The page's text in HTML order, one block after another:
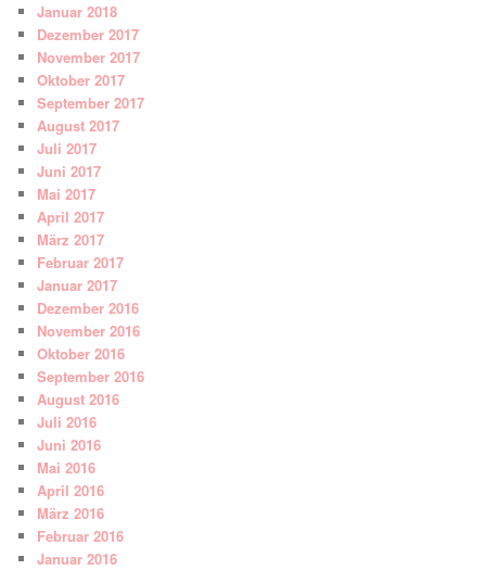
Januar 2018
Dezember 2017
November 2017
Oktober 2017
September 2017
August 2017
Juli 2017
Juni 2017
Mai 2017
April 2017
März 2017
Februar 2017
Januar 2017
Dezember 2016
November 2016
Oktober 2016
September 2016
August 2016
Juli 2016
Juni 2016
Mai 2016
April 2016
März 2016
Februar 2016
Januar 2016